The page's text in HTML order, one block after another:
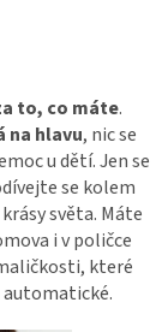
to, co máte.
na hlavu, nic se
u dětí. Jen se
se kolem
světa. Máte
i v poličce
které
automatické.